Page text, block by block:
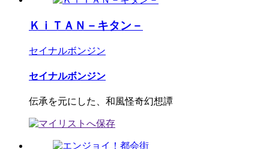
ＫｉＴＡＮ－キタン－
セイナルボンジン
セイナルボンジン
伝承を元にした、和風怪奇幻想譚